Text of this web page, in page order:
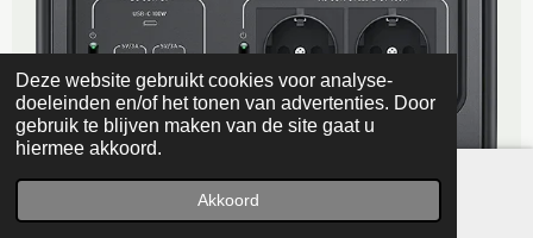
Deze website gebruikt cookies voor analyse-
doeleinden en/of het tonen van advertenties. Door
gebruik te blijven maken van de site gaat u
hiermee akkoord.
Akkoord